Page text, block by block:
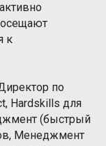
к
по
Hardskills для
(быстрый
Менеджмент